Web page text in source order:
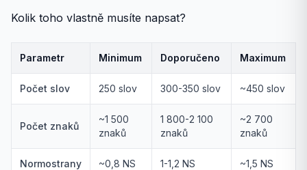
Kolik toho vlastně musíte napsat?
Parametr Minimum Doporučeno Maximum
Počet slov 250 slov 300-350 slov ~450 slov
Počet znaků
~1 500
znaků
1 800-2 100
znaků
~2 700
znaků
Normostrany ~0,8 NS 1-1,2 NS ~1,5 NS